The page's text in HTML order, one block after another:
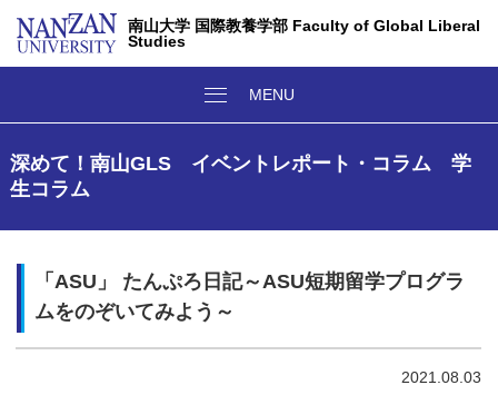
南山大学 国際教養学部 Faculty of Global Liberal
Studies
深めて！南山GLS イベントレポート・コラム 学
生コラム
「ASU」 たんぷろ日記～ASU短期留学プログラ
ムをのぞいてみよう～
2021.08.03